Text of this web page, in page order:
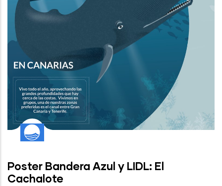
Poster Bandera Azul y LIDL: El
Cachalote